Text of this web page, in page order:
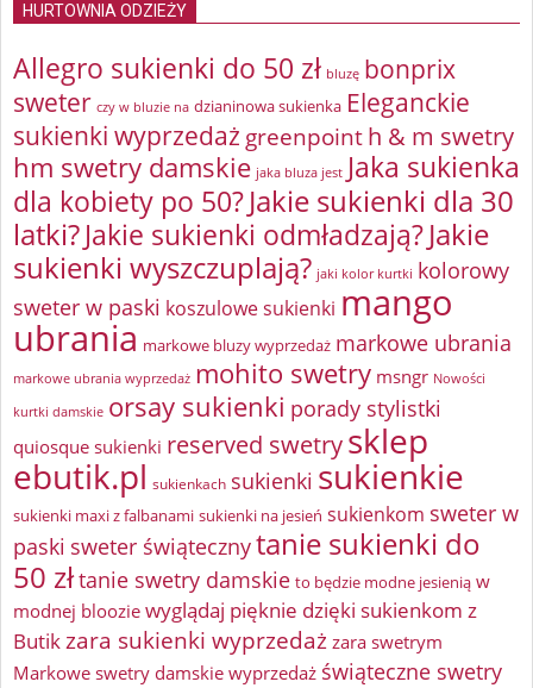
HURTOWNIA ODZIEŻY
Allegro sukienki do 50 zł bluzę bonprix
sweter czy w bluzie na dzianinowa sukienka Eleganckie
sukienki wyprzedaż greenpointh & m swetry
hm swetry damskie jaka bluza jest Jaka sukienka
dla kobiety po 50?Jakie sukienki dla 30
latki?Jakie sukienki odmładzają?Jakie
sukienki wyszczuplają? jaki kolor kurtki kolorowy
sweter w paski koszulowe sukienki mango
ubrania markowe bluzy wyprzedaż markowe ubrania
markowe ubrania wyprzedaż mohito swetry msngr Nowości
kurtki damskie orsay sukienki porady stylistki
quiosque sukienki reserved swetrysklep
ebutik.pl sukienkach sukienki sukienkie
sukienki maxi z falbanami sukienki na jesień sukienkom sweter w
paski sweter świątecznytanie sukienki do
50 złtanie swetry damskie to będzie modne jesienią w
modnej bloozie wyglądaj pięknie dzięki sukienkom z
Butikzara sukienki wyprzedażzara swetrym
Markowe swetry damskie wyprzedaż świąteczne swetry